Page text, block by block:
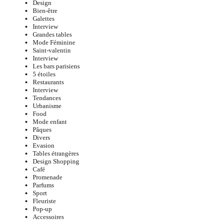
Design
Bien-être
Galettes
Interview
Grandes tables
Mode Féminine
Saint-valentin
Interview
Les bars parisiens
5 étoiles
Restaurants
Interview
Tendances
Urbanisme
Food
Mode enfant
Pâques
Divers
Evasion
Tables étrangères
Design Shopping
Café
Promenade
Parfums
Sport
Fleuriste
Pop-up
Accessoires